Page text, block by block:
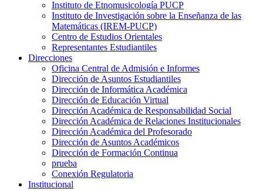
Instituto de Etnomusicología PUCP
Instituto de Investigación sobre la Enseñanza de las
Matemáticas (IREM-PUCP)
Centro de Estudios Orientales
Representantes Estudiantiles
Direcciones
Oficina Central de Admisión e Informes
Dirección de Asuntos Estudiantiles
Dirección de Informática Académica
Dirección de Educación Virtual
Dirección Académica de Responsabilidad Social
Dirección Académica de Relaciones Institucionales
Dirección Académica del Profesorado
Dirección de Asuntos Académicos
Dirección de Formación Continua
prueba
Conexión Regulatoria
Institucional